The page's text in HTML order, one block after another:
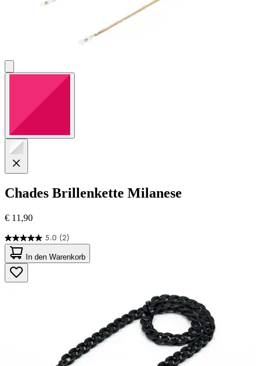
Chades Brillenkette Milanese
€ 11,90
5.0 (2)
5.0
von
5
Sternen.
2
In den Warenkorb